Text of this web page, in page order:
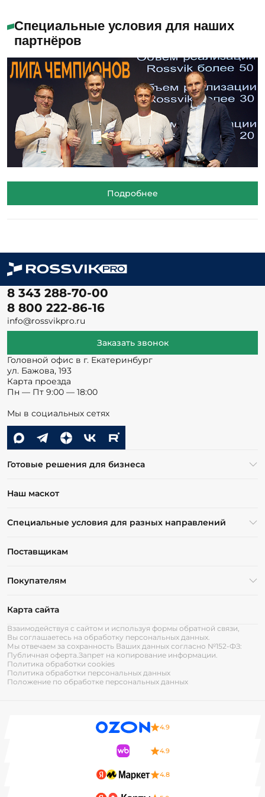
Специальные условия для наших
партнёров
Подробнее
8 343 288-70-00
8 800 222-86-16
info@rossvikpro.ru
Заказать звонок
Головной офис в г. Екатеринбург
ул. Бажова, 193
Карта проезда
Пн — Пт 9:00 — 18:00
Мы в социальных сетях
Готовые решения для бизнеса
Наш маскот
Специальные условия для разных направлений
Поставщикам
Покупателям
Карта сайта
Взаимодействуя с сайтом и используя формы обратной связи,
Вы соглашаетесь на обработку персональных данных.
Мы отвечаем за сохранность Ваших данных согласно №152-ФЗ:
Публичная оферта.Запрет на копирование информации.
Политика обработки cookies
Политика обработки персональных данных
Положение по обработке персональных данных
4.9
4.9
4.8